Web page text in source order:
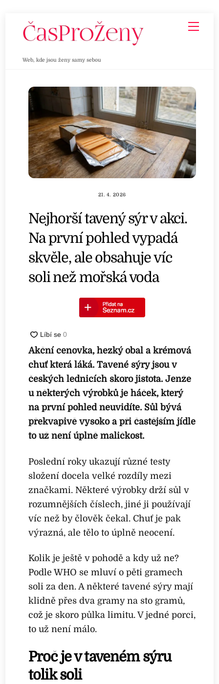
Web, kde jsou ženy samy sebou
21. 4. 2026
Nejhorší tavený sýr v akci.
Na první pohled vypadá
skvěle, ale obsahuje víc
soli než mořská voda
Akční cenovka, hezký obal a krémová
chuť která láká. Tavené sýry jsou v
českých lednicích skoro jistota. Jenže
u některých výrobků je háček, který
na první pohled neuvidíte. Sůl bývá
překvapivě vysoko a při častějším jídle
to už není úplně maličkost.
Poslední roky ukazují různé testy
složení docela velké rozdíly mezi
značkami. Některé výrobky drží sůl v
rozumnějších číslech, jiné ji používají
víc než by člověk čekal. Chuť je pak
výrazná, ale tělo to úplně neocení.
Kolik je ještě v pohodě a kdy už ne?
Podle WHO se mluví o pěti gramech
soli za den. A některé tavené sýry mají
klidně přes dva gramy na sto gramů,
což je skoro půlka limitu. V jedné porci,
to už není málo.
Proč je v taveném sýru
tolik soli